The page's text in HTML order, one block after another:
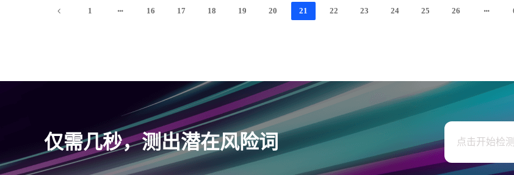
1 16 17 18 19 20 21 22 23 24 25 26
仅需几秒，测出潜在风险词 点击开始检